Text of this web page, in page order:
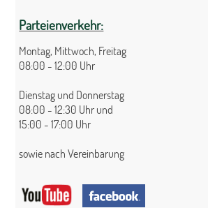
Parteienverkehr:
Montag, Mittwoch, Freitag
08:00 - 12:00 Uhr
Dienstag und Donnerstag
08:00 - 12:30 Uhr und
15:00 - 17:00 Uhr
sowie nach Vereinbarung